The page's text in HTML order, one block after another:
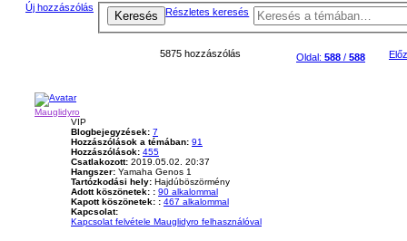
Új hozzászólás
Keresés Részletes keresés
5875 hozzászólás Oldal: 588 / 588
Mauglidyro
VIP
Blogbejegyzések: 7
Hozzászólások a témában: 91
Hozzászólások: 455
Csatlakozott: 2019.05.02. 20:37
Hangszer: Yamaha Genos 1
Tartózkodási hely: Hajdúböszörmény
Adott köszönetek: : 90 alkalommal
Kapott köszönetek: : 467 alkalommal
Kapcsolat:
Kapcsolat felvétele Mauglidyro felhasználóval